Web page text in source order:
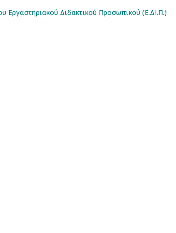
Εργαστηριακού Διδακτικού Προσωπικού (Ε.ΔΙ.Π.)